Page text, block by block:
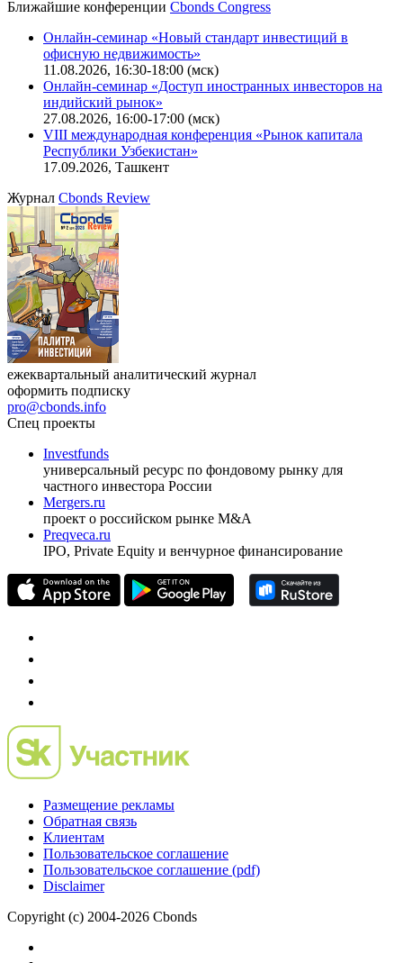
Ближайшие конференции Cbonds Congress
Онлайн-семинар «Новый стандарт инвестиций в
офисную недвижимость»
11.08.2026, 16:30-18:00 (мск)
Онлайн-семинар «Доступ иностранных инвесторов на
индийский рынок»
27.08.2026, 16:00-17:00 (мск)
VIII международная конференция «Рынок капитала
Республики Узбекистан»
17.09.2026, Ташкент
Журнал Cbonds Review
ежеквартальный аналитический журнал
оформить подписку
pro@cbonds.info
Спец проекты
Investfunds
универсальный ресурс по фондовому рынку для
частного инвестора России
Mergers.ru
проект о российском рынке M&A
Preqveca.ru
IPO, Private Equity и венчурное финансирование
Размещение рекламы
Обратная связь
Клиентам
Пользовательское соглашение
Пользовательское соглашение (pdf)
Disclaimer
Copyright (c) 2004-2026 Cbonds